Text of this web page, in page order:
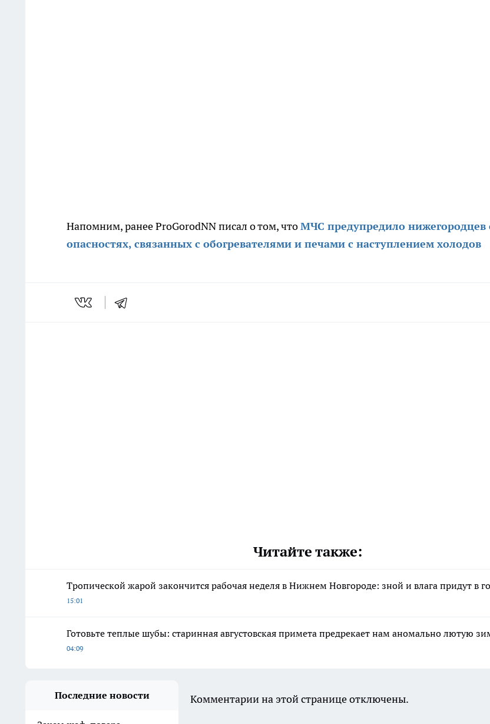
Напомним, ранее ProGorodNN писал о том, чтоМЧС предупредило нижегородцев
опасностях, связанных с обогревателями и печами с наступлением холодов
Читайте также:
Тропической жарой закончится рабочая неделя в Нижнем Новгороде: зной и влага придут в
15:01
Готовьте теплые шубы: старинная августовская примета предрекает нам аномально лютую
04:09
Последние новости Комментарии на этой странице отключены.